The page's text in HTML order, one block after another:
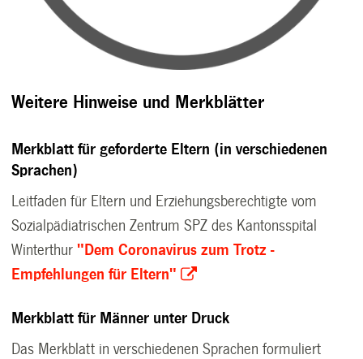
Weitere Hinweise und Merkblätter
Merkblatt für geforderte Eltern (in verschiedenen
Sprachen)
Leitfaden für Eltern und Erziehungsberechtigte vom
Sozialpädiatrischen Zentrum SPZ des Kantonsspital
Winterthur "Dem Coronavirus zum Trotz -
Empfehlungen für Eltern"
Merkblatt für Männer unter Druck
Das Merkblatt in verschiedenen Sprachen formuliert